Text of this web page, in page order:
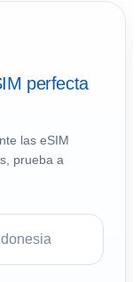
perfecta
las eSIM
prueba a